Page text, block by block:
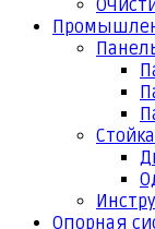
Стойка
Опорная